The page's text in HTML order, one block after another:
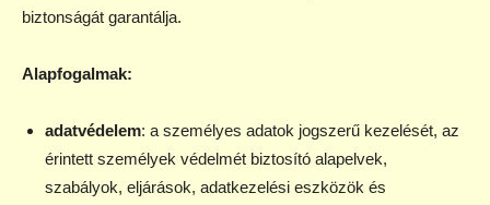
biztonságát garantálja.
Alapfogalmak:
adatvédelem: a személyes adatok jogszerű kezelését, az
érintett személyek védelmét biztosító alapelvek,
szabályok, eljárások, adatkezelési eszközök és